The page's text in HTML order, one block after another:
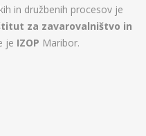
in družbenih procesov je
za zavarovalništvo in
je IZOP Maribor.